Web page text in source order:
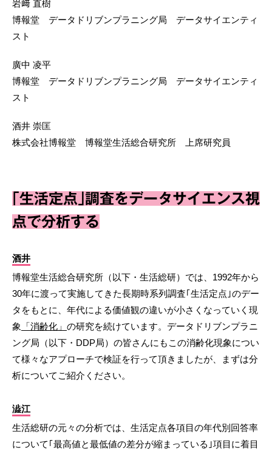
岩﨑 直樹
博報堂 データドリブンプラニング局 データサイエンティ
スト
廣中 凌平
博報堂 データドリブンプラニング局 データサイエンティ
スト
酒井 崇匡
株式会社博報堂 博報堂生活総合研究所 上席研究員
｢生活定点｣調査をデータサイエンス視
点で分析する
酒井
博報堂生活総合研究所（以下・生活総研）では、1992年から
30年に渡って実施してきた長期時系列調査｢生活定点｣のデー
タをもとに、年代による価値観の違いが小さくなっていく現
象
「消齢化」 の研究を続けています。データドリブンプラニ
ング局（以下・DDP局）の皆さんにもこの消齢化現象につい
て様々なアプローチで検証を行って頂きましたが、まずは分
析についてご紹介ください。
澁江
生活総研の元々の分析では、生活定点各項目の年代別回答率
について｢最高値と最低値の差分が縮まっている｣項目に着目